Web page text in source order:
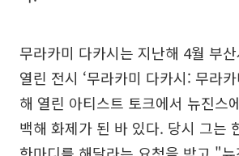
무라카미 다카시는 지난해 4월 부
열린 전시 ‘무라카미 다카시: 무라
해 열린 아티스트 토크에서 뉴진스
백해 화제가 된 바 있다. 당시 그는